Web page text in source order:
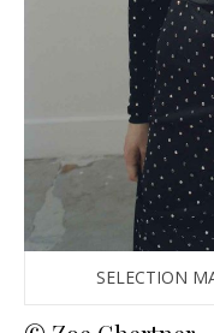
SELECTION